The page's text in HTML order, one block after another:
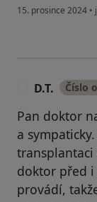
15. prosince 2024 •
D.T. Číslo
Pan doktor
a
transplantaci
doktor před i
provádí,